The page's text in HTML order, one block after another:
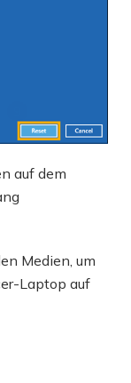
auf dem
Medien, um
Laptop auf